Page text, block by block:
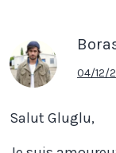
04/12/
Salut Gluglu,